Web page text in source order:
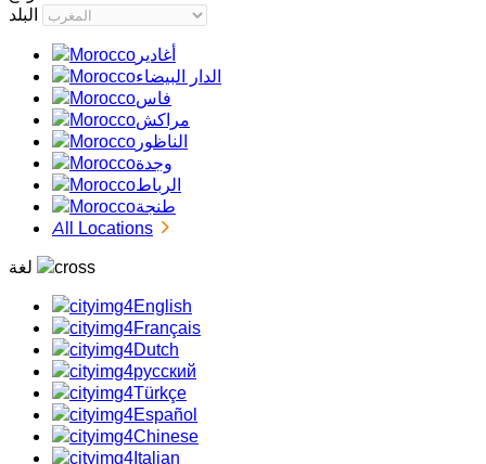
أغادير
الدار البيضاء
فاس
مراكش
الناظور
وجدة
الرباط
طنجة
All Locations
English
Français
Dutch
русский
Türkçe
Español
Chinese
Italian